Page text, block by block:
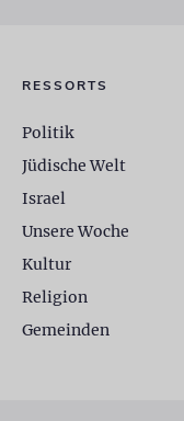
RESSORTS
Politik
Jüdische Welt
Israel
Unsere Woche
Kultur
Religion
Gemeinden